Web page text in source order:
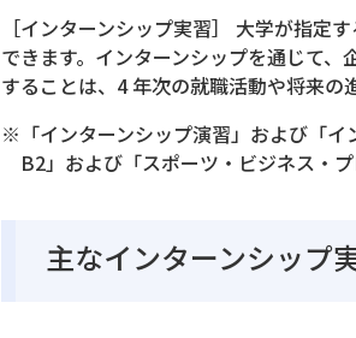
［インターンシップ実習］ 大学が指定
できます。インターンシップを通じて
することは、4 年次の就職活動や将来の
※「インターンシップ演習」および「イ
B2」および「スポーツ・ビジネス・
主なインターンシップ